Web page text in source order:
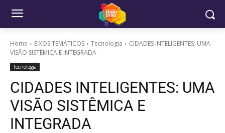
Home EIXOS TEMÁTICOS Tecnologia
CIDADES INTELIGENTES: UMA
VISÃO SISTÊMICA E INTEGRADA
Tecnologia
CIDADES INTELIGENTES: UMA
VISÃO SISTÊMICA E
INTEGRADA